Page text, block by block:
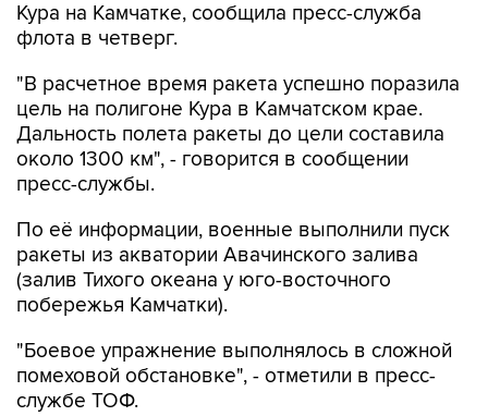
Кура на Камчатке, сообщила пресс-служба
флота в четверг.
"В расчетное время ракета успешно поразила
цель на полигоне Кура в Камчатском крае.
Дальность полета ракеты до цели составила
около 1300 км", - говорится в сообщении
пресс-службы.
По её информации, военные выполнили пуск
ракеты из акватории Авачинского залива
(залив Тихого океана у юго-восточного
побережья Камчатки).
"Боевое упражнение выполнялось в сложной
помеховой обстановке", - отметили в пресс-
службе ТОФ.